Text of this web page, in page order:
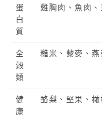
蛋
白
質
雞胸肉、魚肉
全
穀
類
糙米、藜麥、燕
健
康
酪梨、堅果、橄